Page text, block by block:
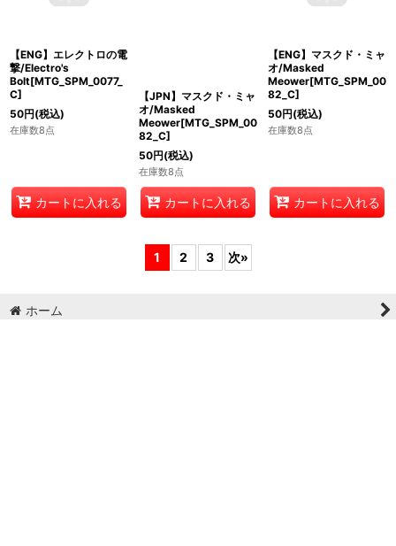
【ENG】エレクトロの電
撃/Electro's
Bolt[MTG_SPM_0077_
C]
カートに入れる
【JPN】マスクド・ミャ
オ/Masked
Meower[MTG_SPM_00
82_C]
50円(税込)
在庫数8点
カートに入れる
【ENG】マスクド・ミャ
オ/Masked
Meower[MTG_SPM_00
82_C]
カートに入れる
1 2 3 次»
ホーム